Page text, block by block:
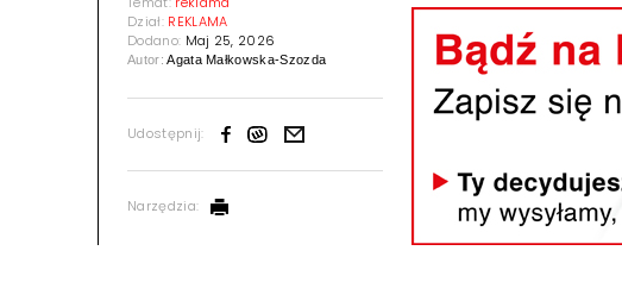
Dział: REKLAMA
Dodano: Maj 25, 2026
Autor:Agata Małkowska-Szozda
Udostępnij:
Narzędzia: